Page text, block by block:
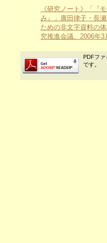
《研究ノート》「『
み』」廣田律子・長
ための非文字資料の
究推進会議、2006年3
PDFフ
です。